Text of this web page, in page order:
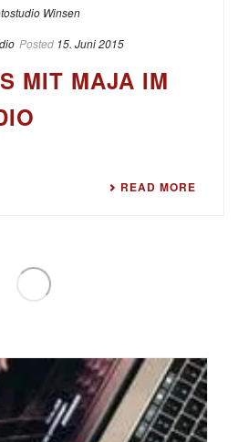
Winsen
Posted 15. Juni 2015
MIT MAJA IM
READ MORE